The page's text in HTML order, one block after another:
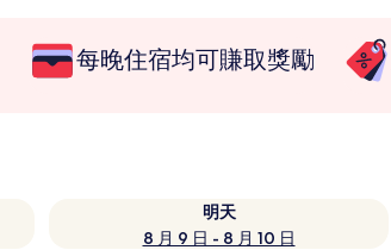
每晚住宿均可賺取獎勵
明天
8 月 9 日 - 8 月 10 日